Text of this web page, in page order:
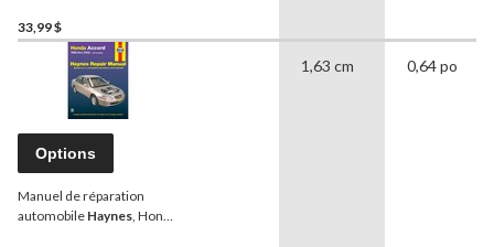
33,99 $
Options
Manuel de réparation
automobile Haynes, Honda
1,63 cm 0,64 po